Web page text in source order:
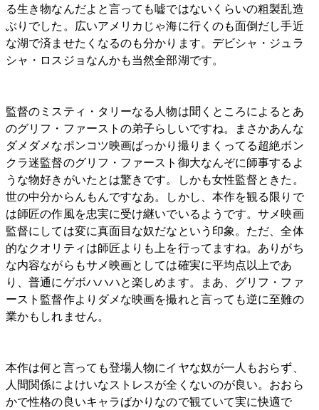
る生き物なんだよと言っても嘘ではないくらいの粗製乱造
ぶりでした。広いアメリカじゃ海に行くのも面倒だし手近
な湖で済ませたくなるのも分かります。デビシャ・ジュラ
シャ・ロスジョなんかも当然全部湖です。
監督のミスティ・タリーなる人物は聞くところによるとあ
のグリフ・ファーストの弟子らしいですね。まさかあんな
ダメダメなポンコツ映画ばっかり撮りまくってる超絶ボン
クラ迷監督のグリフ・ファースト御大なんぞに師事するよ
うな物好きがいたとは驚きです。しかも女性監督ときた。
世の中分からんもんですなあ。しかし、本作を観る限りで
は師匠の作風を忠実に受け継いでいるようです。サメ映画
監督にしては変に真面目な奴だなという印象。ただ、全体
的なクオリティは師匠よりも上を行ってますね。ありがち
な内容ながらもサメ映画としては確実に平均点以上であ
り、普通にゲボハハハと楽しめます。まあ、グリフ・ファ
ースト監督作よりダメな映画を撮れと言っても逆に至難の
業かもしれません。
本作は何と言っても登場人物にイヤな奴が一人もおらず、
人間関係によけいなストレスが全くないのが良い。おおら
かで性格の良いキャラばかりなので観ていて実に快適で